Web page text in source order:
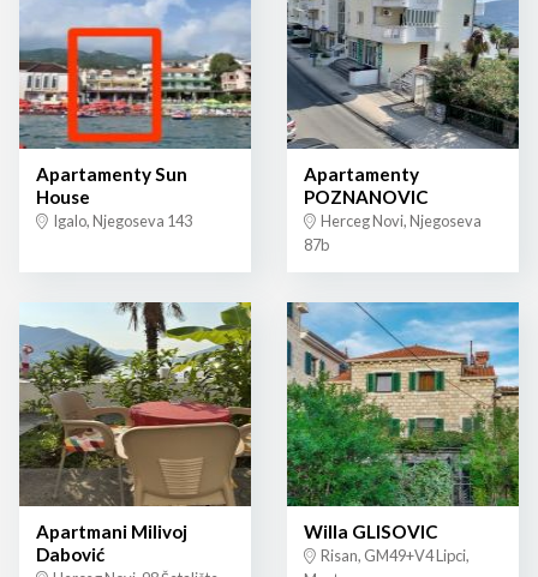
Apartamenty Sun
House
Igalo, Njegoseva 143
Apartamenty
POZNANOVIC
Herceg Novi, Njegoseva
87b
Apartmani Milivoj
Dabović
Willa GLISOVIC
Risan, GM49+V4 Lipci,